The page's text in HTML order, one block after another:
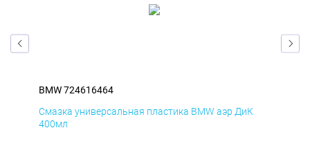
BMW 724616464
Смазка универсальная пластика BMW аэр ДиК
400мл